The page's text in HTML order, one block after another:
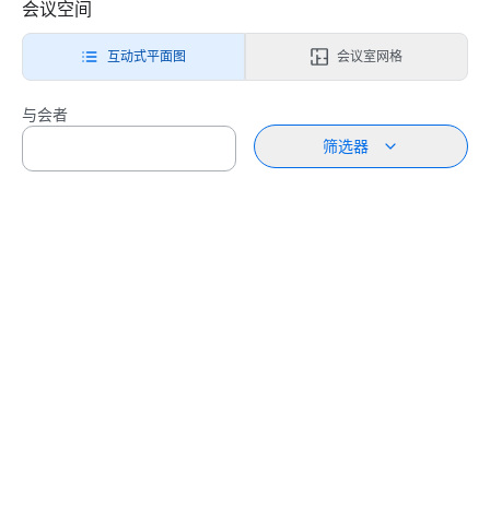
会议空间
互动式平面图 会议室网格
与会者
筛选器